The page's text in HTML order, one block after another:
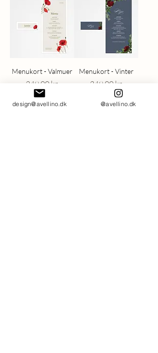
Menukort - Valmuer
Pris
249,00 kr.
Tilføj til kurv
Menukort - Vinter
Pris
249,00 kr.
Tilføj til kurv
design@avellino.dk @avellino.dk